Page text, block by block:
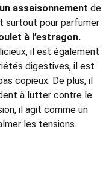
assaisonnement de
surtout pour parfumer
à l’estragon.
il est également
digestives, il est
copieux. De plus, il
à lutter contre le
il agit comme un
les tensions.